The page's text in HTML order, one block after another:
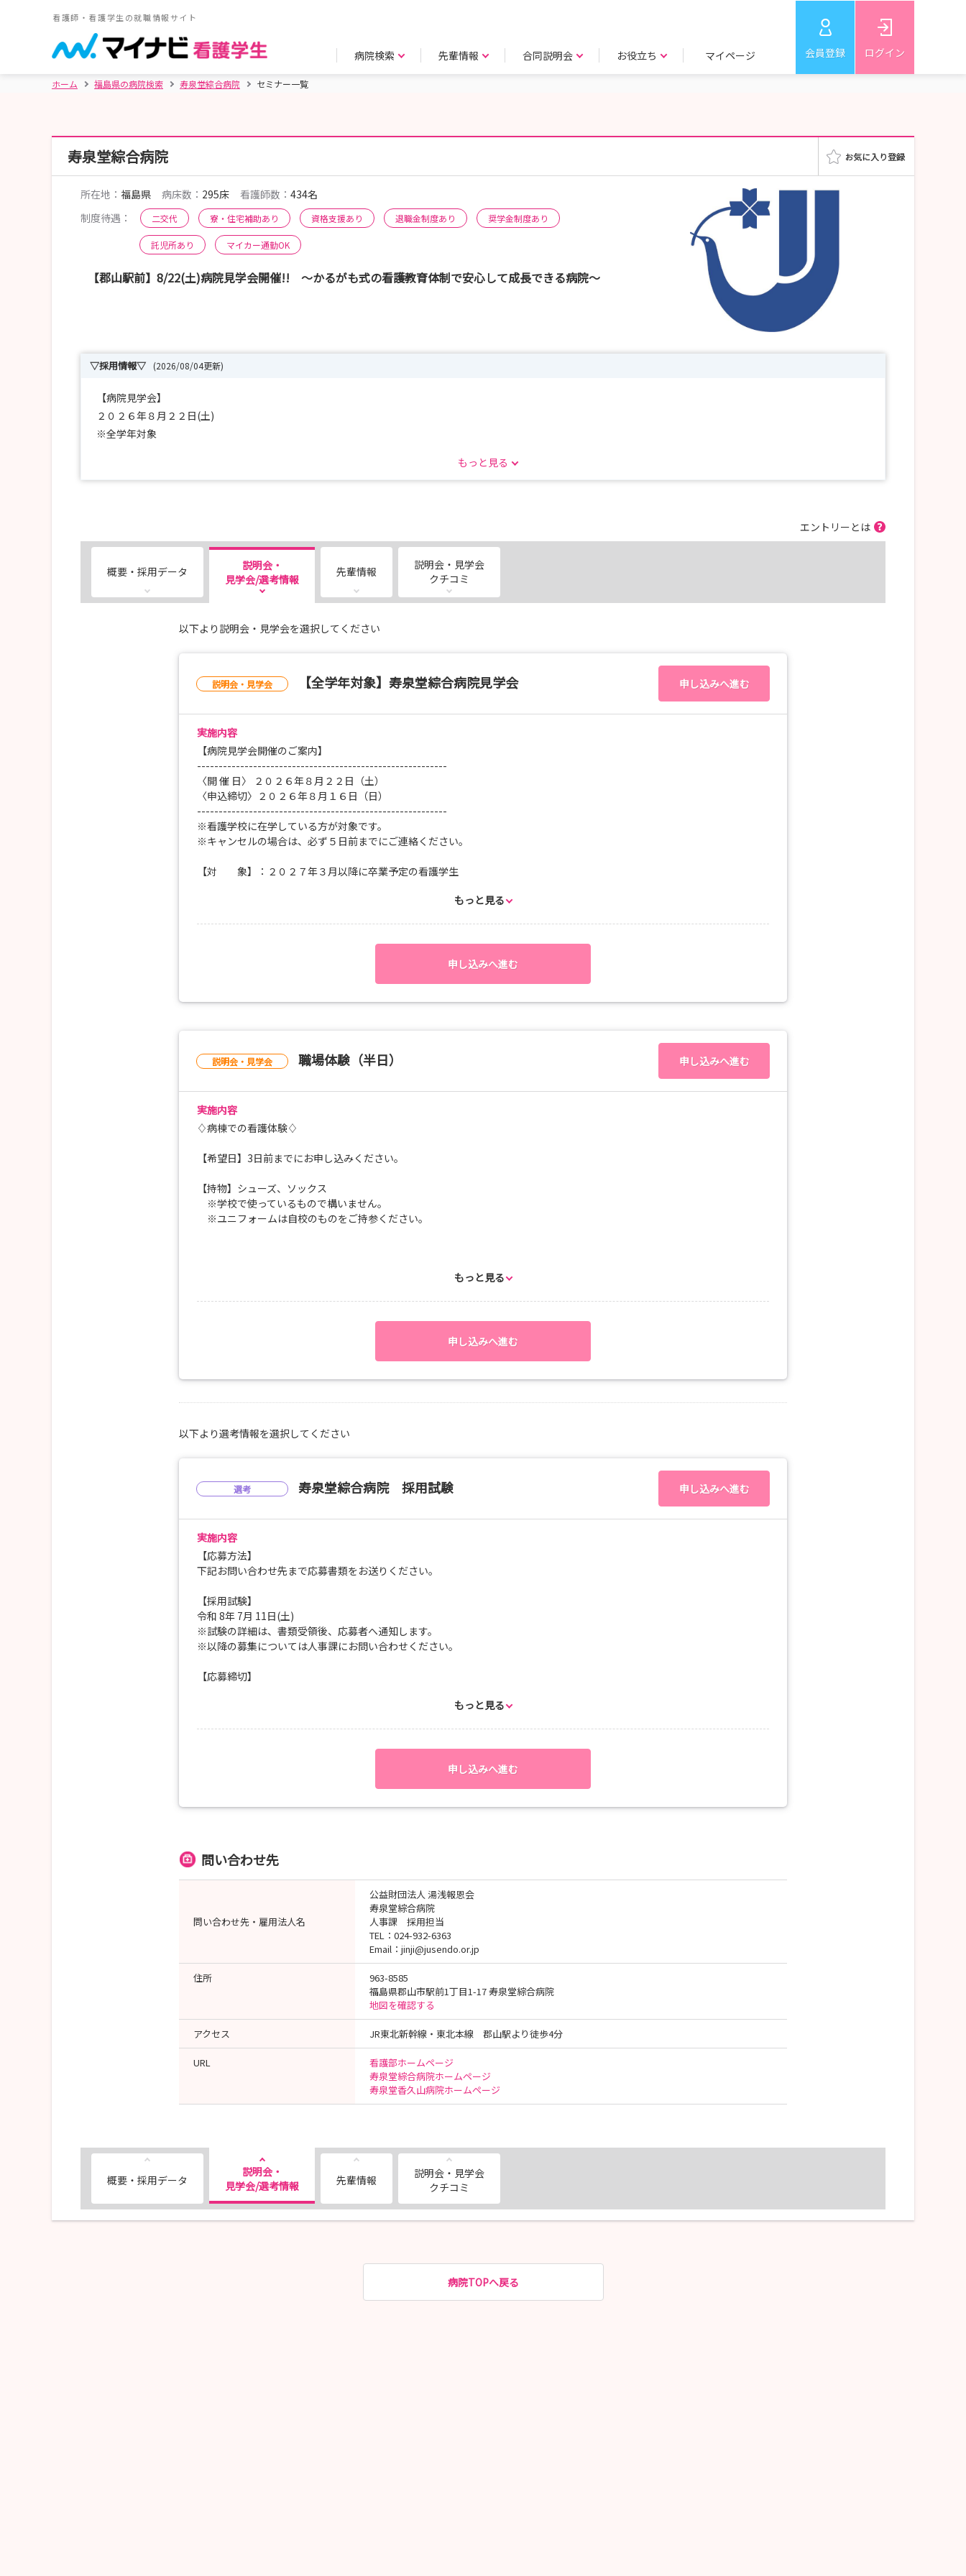
看護師・看護学生の就職情報サイト
病院検索 先輩情報 合同説明会 お役立ち マイページ 会員登録 ログイン
ホーム 福島県の病院検索 寿泉堂綜合病院 セミナー一覧
寿泉堂綜合病院
所在地： 福島県 病床数： 295床 看護師数： 434名
制度待遇：
二交代 寮・住宅補助あり 資格支援あり 退職金制度あり 奨学金制度あり
託児所あり マイカー通勤OK
【郡山駅前】8/22(土)病院見学会開催!! ～かるがも式の看護教育体制で安心して成長できる病院～
▽採用情報▽ (2026/08/04更新)
【病院見学会】
２０２６年８月２２日(土)
※全学年対象
随時受付中！
ご希望のお日にちでお申し込み出来ます！
ご不明点は、いつでもお問い合わせください。
もっと見る
エントリーとは
概要・採用データ
説明会・
見学会/選考情報
先輩情報
説明会・見学会
クチコミ
以下より説明会・見学会を選択してください
説明会・見学会 【全学年対象】寿泉堂綜合病院見学会 申し込みへ進む
実施内容
【病院見学会開催のご案内】
----------------------------------------------------------
〈開 催 日〉 ２０２６年８月２２日（土）
〈申込締切〉２０２６年８月１６日（日）
----------------------------------------------------------
※看護学校に在学している方が対象です。
※キャンセルの場合は、必ず５日前までにご連絡ください。
【対 象】：２０２７年３月以降に卒業予定の看護学生
【服 装】：スーツ（靴はスニーカーを着用もしくは持参してください）
※車でお越しの方はJパーキングのご利用をお願います。
◆◇人事課 採用担当◇◆
【TEL】024-932-6363
もっと見る
申し込みへ進む
説明会・見学会 職場体験（半日） 申し込みへ進む
実施内容
♢病棟での看護体験♢
【希望日】3日前までにお申し込みください。
【持物】シューズ、ソックス
※学校で使っているもので構いません。
※ユニフォームは自校のものをご持参ください。
※応募多数の場合はご希望に添えない場合もありますので、ご了承ください。
心臓病や血管の病気で、検査や治療を受ける患者さんとの関わりを見学、体験します。
心臓リハビリテーションや心臓カテーテル検査も見学できることもあります。
周手術期の患者さんや放射線療法・化学療法などを受ける患者さんとの
関わり(緩和ケア・がん看護)について見学、体験します。
３、整形外科病棟
治療や手術を受ける患者さんとの関わりについて見学、体験します。
母子共に安全に出産するためのお手伝いを見学、体験します。
また、新生児のお世話体験もできます。
５、小児科病棟
小児科をはじめとする全科の急性期・短期入院のお子さん、
手術目的入院のお子さんとの関わりについて見学、体験します。
また、プレパレーション絵本やツール、遊びなど、看護師や保育士と一緒に体験できます。
もっと見る
申し込みへ進む
以下より選考情報を選択してください
選考 寿泉堂綜合病院 採用試験 申し込みへ進む
実施内容
【応募方法】
下記お問い合わせ先まで応募書類をお送りください。
【採用試験】
令和 8年 7月 11日(土)
※試験の詳細は、書類受領後、応募者へ通知します。
※以降の募集については人事課にお問い合わせください。
【応募締切】
担当／人事課 採用担当まで
もっと見る
申し込みへ進む
問い合わせ先
問い合わせ先・雇用法人名
公益財団法人 湯浅報恩会
寿泉堂綜合病院
人事課 採用担当
TEL：024-932-6363
Email：jinji@jusendo.or.jp
住所
963-8585
福島県郡山市駅前1丁目1-17 寿泉堂綜合病院
地図を確認する
アクセス JR東北新幹線・東北本線 郡山駅より徒歩4分
URL
看護部ホームページ
寿泉堂綜合病院ホームページ
寿泉堂香久山病院ホームページ
概要・採用データ
説明会・
見学会/選考情報
先輩情報
説明会・見学会
クチコミ
病院TOPへ戻る